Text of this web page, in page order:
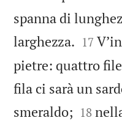
spanna di
larghezza. 

17
pietre: quattro
fila ci sarà un
smeraldo; 

18